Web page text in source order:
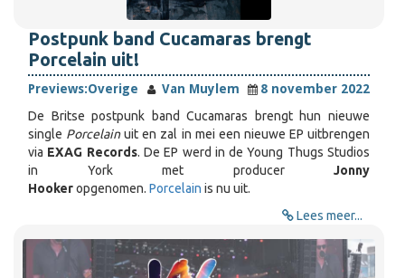
Postpunk band Cucamaras brengt
Porcelain uit!
Previews:Overige Van Muylem
8 november 2022
De Britse postpunk band Cucamaras brengt hun nieuwe
single Porcelainuit en zal in mei een nieuwe EP uitbrengen
via EXAG Records. De EP werd in de Young Thugs Studios
in York met producer Jonny
Hookeropgenomen. Porcelain is nu uit.
Lees meer...